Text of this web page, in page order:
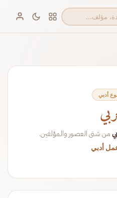
أدبي
من شتى العصور والمؤلفين.